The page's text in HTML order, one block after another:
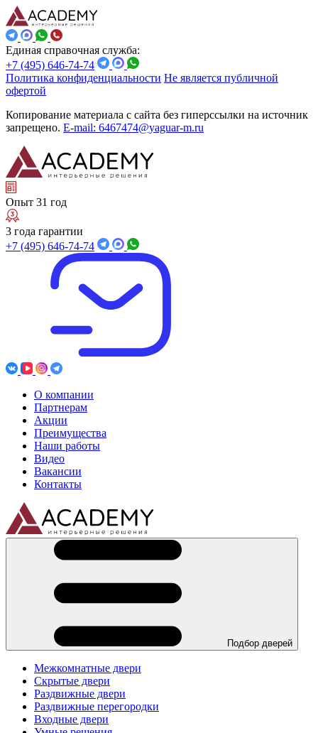
Единая справочная служба:
+7 (495) 646-74-74
Политика конфиденциальности Не является публичной
офертой
Копирование материала с сайта без гиперссылки на источник
запрещено. E-mail: 6467474@yaguar-m.ru
Опыт 31 год
3 года гарантии
+7 (495) 646-74-74
О компании
Партнерам
Акции
Преимущества
Наши работы
Видео
Вакансии
Контакты
Подбор дверей
Межкомнатные двери
Скрытые двери
Раздвижные двери
Раздвижные перегородки
Входные двери